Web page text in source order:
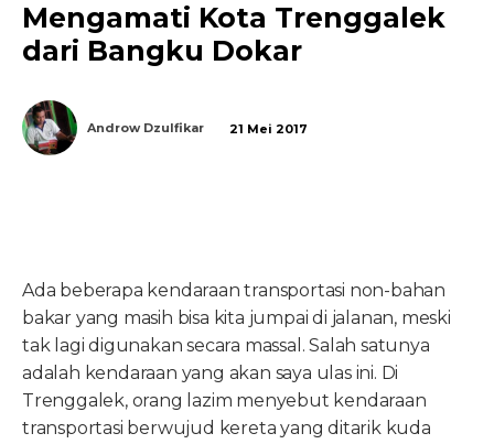
Mengamati Kota Trenggalek
dari Bangku Dokar
Androw Dzulfikar 21 Mei 2017
Ada beberapa kendaraan transportasi non-bahan
bakar yang masih bisa kita jumpai di jalanan, meski
tak lagi digunakan secara massal. Salah satunya
adalah kendaraan yang akan saya ulas ini. Di
Trenggalek, orang lazim menyebut kendaraan
transportasi berwujud kereta yang ditarik kuda